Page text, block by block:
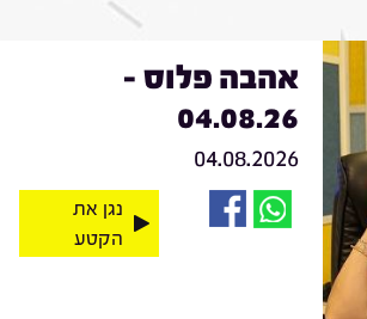
אהבה פלוס -
04.08.26
04.08.2026
נגן את
הקטע